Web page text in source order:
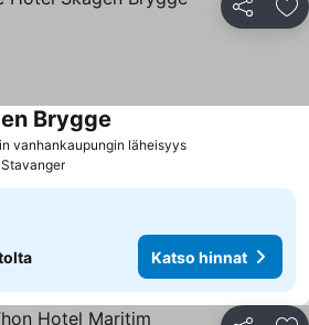
Jaa
vanhankaupungin läheisyysKatso hinnat
Brygge
Stavanger
Katso hinnat